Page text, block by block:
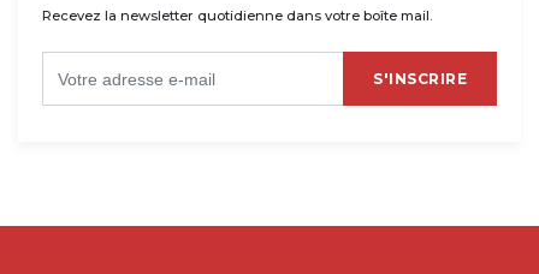
Recevez la newsletter quotidienne dans votre boîte mail.
S'INSCRIRE